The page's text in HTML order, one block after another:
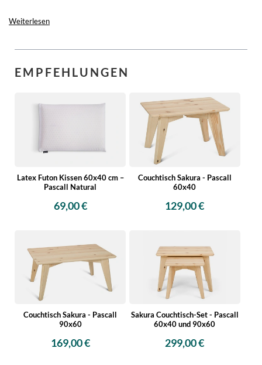
Weiterlesen
EMPFEHLUNGEN
Latex Futon Kissen 60x40 cm –
Pascall Natural
69,00 €
Couchtisch Sakura - Pascall
60x40
129,00 €
Couchtisch Sakura - Pascall
90x60
169,00 €
Sakura Couchtisch-Set - Pascall
60x40 und 90x60
299,00 €